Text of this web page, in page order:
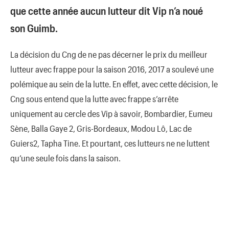
que cette année aucun lutteur dit Vip n’a noué
son Guimb.
La décision du Cng de ne pas décerner le prix du meilleur
lutteur avec frappe pour la saison 2016, 2017 a soulevé une
polémique au sein de la lutte. En effet, avec cette décision, le
Cng sous entend que la lutte avec frappe s’arrête
uniquement au cercle des Vip à savoir, Bombardier, Eumeu
Sène, Balla Gaye 2, Gris-Bordeaux, Modou Lô, Lac de
Guiers2, Tapha Tine. Et pourtant, ces lutteurs ne ne luttent
qu’une seule fois dans la saison.